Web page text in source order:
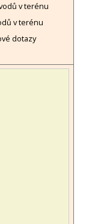
v terénu
v terénu
dotazy